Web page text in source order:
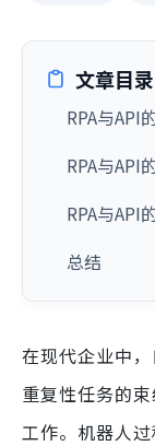
文章目录
RPA与API
RPA与API
RPA与API
总结
在现代企业中
重复性任务的
工作。机器人